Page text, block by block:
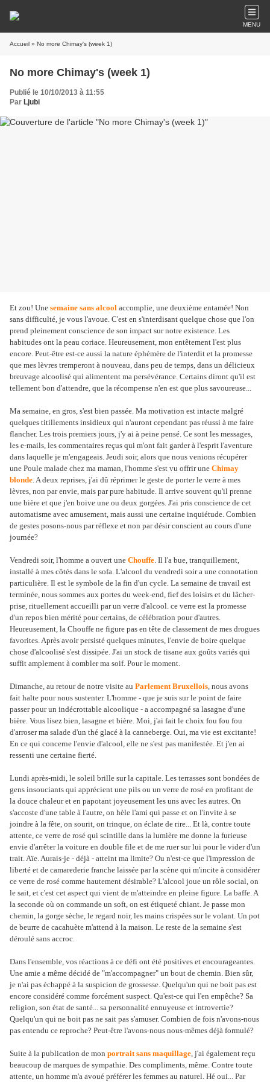
MENU
Accueil » No more Chimay's (week 1)
No more Chimay's (week 1)
Publié le 10/10/2013 à 11:55
Par Ljubi
Et zou! Une semaine sans alcool accomplie, une deuxième entamée! Non
sans difficulté, je vous l'avoue. C'est en s'interdisant quelque chose que l'on
prend pleinement conscience de son impact sur notre existence. Les
habitudes ont la peau coriace. Heureusement, mon entêtement l'est plus
encore. Peut-être est-ce aussi la nature éphémère de l'interdit et la promesse
que mes lèvres tremperont à nouveau, dans peu de temps, dans un délicieux
breuvage alcoolisé qui alimentent ma persévérance. Certains diront qu'il est
tellement bon d'attendre, que la récompense n'en est que plus savoureuse...
Ma semaine, en gros, s'est bien passée. Ma motivation est intacte malgré
quelques titillements insidieux qui n'auront cependant pas réussi à me faire
flancher. Les trois premiers jours, j'y ai à peine pensé. Ce sont les messages,
les e-mails, les commentaires reçus qui m'ont fait garder à l'esprit l'aventure
dans laquelle je m'engageais. Jeudi soir, alors que nous venions récupérer
une Poule malade chez ma maman, l'homme s'est vu offrir une Chimay
blonde. A deux reprises, j'ai dû réprimer le geste de porter le verre à mes
lèvres, non par envie, mais par pure habitude. Il arrive souvent qu'il prenne
une bière et que j'en boive une ou deux gorgées. J'ai pris conscience de cet
automatisme avec amusement, mais aussi une certaine inquiétude. Combien
de gestes posons-nous par réflexe et non par désir conscient au cours d'une
journée?
Vendredi soir, l'homme a ouvert une Chouffe. Il l'a bue, tranquillement,
installé à mes côtés dans le sofa. L'alcool du vendredi soir a une connotation
particulière. Il est le symbole de la fin d'un cycle. La semaine de travail est
terminée, nous sommes aux portes du week-end, fief des loisirs et du lâcher-
prise, rituellement accueilli par un verre d'alcool. ce verre est la promesse
d'un repos bien mérité pour certains, de célébration pour d'autres.
Heureusement, la Chouffe ne figure pas en tête de classement de mes drogues
favorites. Après avoir persisté quelques minutes, l'envie de boire quelque
chose d'alcoolisé s'est dissipée. J'ai un stock de tisane aux goûts variés qui
suffit amplement à combler ma soif. Pour le moment.
Dimanche, au retour de notre visite au Parlement Bruxellois, nous avons
fait halte pour nous sustenter. L'homme - que je suis sur le point de faire
passer pour un indécrottable alcoolique - a accompagné sa lasagne d'une
bière. Vous lisez bien, lasagne et bière. Moi, j'ai fait le choix fou fou fou
d'arroser ma salade d'un thé glacé à la canneberge. Oui, ma vie est excitante!
En ce qui concerne l'envie d'alcool, elle ne s'est pas manifestée. Et j'en ai
ressenti une certaine fierté.
Lundi après-midi, le soleil brille sur la capitale. Les terrasses sont bondées de
gens insouciants qui apprécient une pils ou un verre de rosé en profitant de
la douce chaleur et en papotant joyeusement les uns avec les autres. On
s'accoste d'une table à l'autre, on hèle l'ami qui passe et on l'invite à se
joindre à la fête, on sourit, on trinque, on éclate de rire... Et là, contre toute
attente, ce verre de rosé qui scintille dans la lumière me donne la furieuse
envie d'arrêter la voiture en double file et de me ruer sur lui pour le vider d'un
trait. Aïe. Aurais-je - déjà - atteint ma limite? Ou n'est-ce que l'impression de
liberté et de camarederie franche laissée par la scène qui m'incite à considérer
ce verre de rosé comme hautement désirable? L'alcool joue un rôle social, on
le sait, et c'est cet aspect qui vient de m'atteindre en pleine figure. La baffe. A
la seconde où on commande un soft, on est étiqueté chiant. Je passe mon
chemin, la gorge sèche, le regard noir, les mains crispées sur le volant. Un pot
de beurre de cacahuète m'attend à la maison. Le reste de la semaine s'est
déroulé sans accroc.
Dans l'ensemble, vos réactions à ce défi ont été positives et encourageantes.
Une amie a même décidé de "m'accompagner" un bout de chemin. Bien sûr,
je n'ai pas échappé à la suspicion de grossesse. Quelqu'un qui ne boit pas est
encore considéré comme forcément suspect. Qu'est-ce qui l'en empêche? Sa
religion, son état de santé... sa personnalité ennuyeuse et introvertie?
Quelqu'un qui ne boit pas ne sait pas s'amuser. Combien de fois n'avons-nous
pas entendu ce reproche? Peut-être l'avons-nous nous-mêmes déjà formulé?
Suite à la publication de mon portrait sans maquillage, j'ai également reçu
beaucoup de marques de sympathie. Des compliments, même. Contre toute
attente, un homme m'a avoué préférer les femmes au naturel. Hé oui... Par